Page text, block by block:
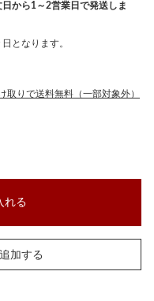
から1～2営業日で発送しま
となります。
取りで送料無料（一部対象外）
れる
加する